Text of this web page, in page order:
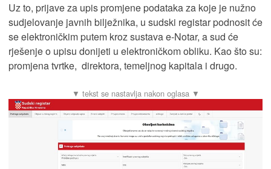
Uz to, prijave za upis promjene podataka za koje je nužno
sudjelovanje javnih bilježnika, u sudski registar podnosit će
se elektroničkim putem kroz sustava e-Notar, a sud će
rješenje o upisu donijeti u elektroničkom obliku. Kao što su:
promjena tvrtke, direktora, temeljnog kapitala i drugo.